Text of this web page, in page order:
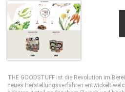
THE GOODSTUFF ist die Revolution im
neues Herstellungsverfahren entwickelt